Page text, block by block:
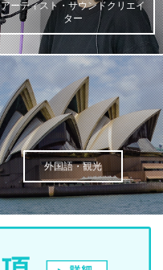
アーティスト・サウンドクリエイ
ター
外国語・観光